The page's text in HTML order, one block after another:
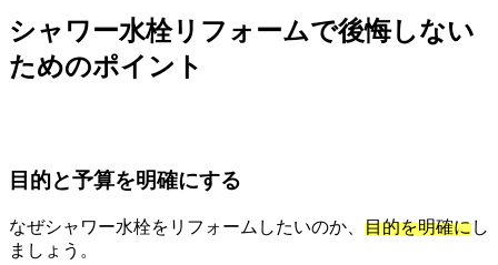
シャワー水栓リフォームで後悔しない
ためのポイント
目的と予算を明確にする
なぜシャワー水栓をリフォームしたいのか、 目的を明確にし
ましょう。